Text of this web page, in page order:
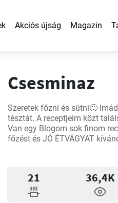
Akciós újság Magazin
Csesminaz
Szeretek főzni és sütni🙂
tésztát. A receptjeim közt
Van egy Blogom sok finom
főzést és JÓ ÉTVÁGYAT
21 36,4K